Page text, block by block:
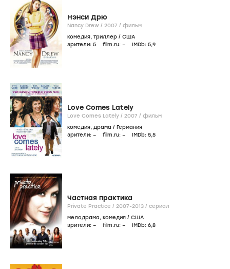
Нэнси Дрю
Nancy Drew / 2007 / фильм
комедия, триллер / США
зрители: 5 film.ru: – IMDb: 5,9
Love Comes Lately
Love Comes Lately / 2007 / фильм
комедия, драма / Германия
зрители: – film.ru: – IMDb: 5,5
Частная практика
Private Practice / 2007-2013 / сериал
мелодрама, комедия / США
зрители: – film.ru: – IMDb: 6,8